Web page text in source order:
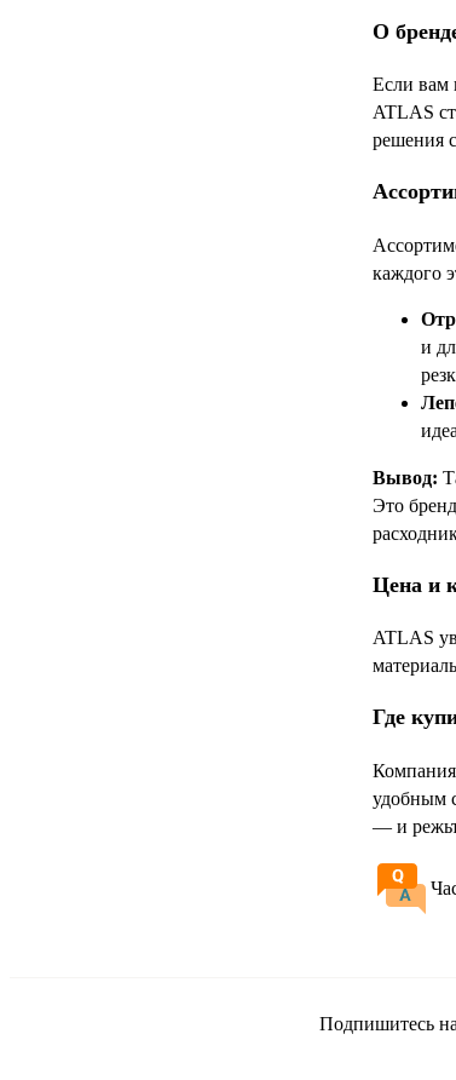
О
Если вам
ATLAS
решения
каждого
и
Вывод:
Это
Цена и
ATLAS
Где
удобным
— и
Подпишитесь